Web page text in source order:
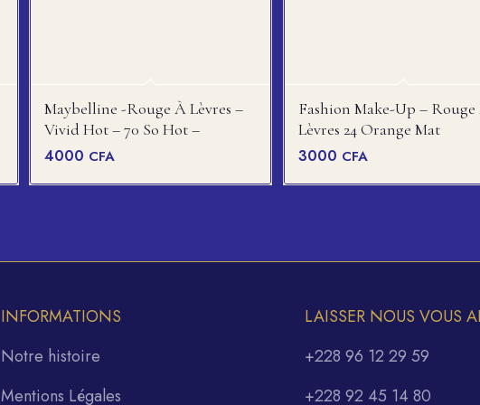
Maybelline -rouge À Lèvres –
Vivid Hot – 70 So Hot –
4000 CFA
Fashion Make-Up – Rouge
Lèvres 24 Orange Mat
3000 CFA
INFORMATIONS
Notre histoire
Mentions Légales
LAISSER NOUS VOUS
+228 96 12 29 59
+228 92 45 14 80